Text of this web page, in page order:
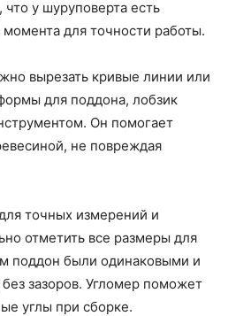
у шуруповерта есть
для точности работы.
вырезать кривые линии или
для поддона, лобзик
Он помогает
не повреждая
точных измерений и
отметить все размеры для
поддон были одинаковыми и
зазоров. Угломер поможет
углы при сборке.